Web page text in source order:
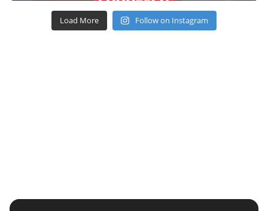
Load More Follow on Instagram